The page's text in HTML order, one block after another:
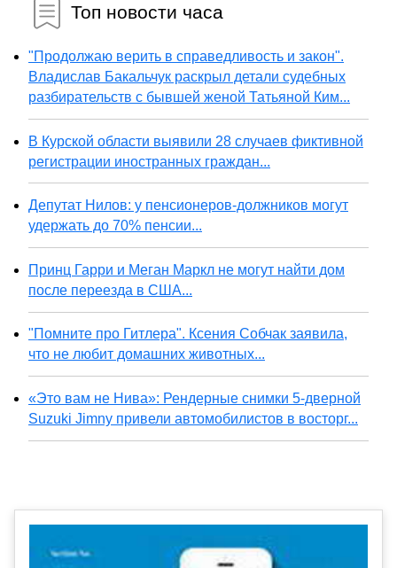
Топ новости часа
"Продолжаю верить в справедливость и закон".
Владислав Бакальчук раскрыл детали судебных
разбирательств с бывшей женой Татьяной Ким...
В Курской области выявили 28 случаев фиктивной
регистрации иностранных граждан...
Депутат Нилов: у пенсионеров-должников могут
удержать до 70% пенсии...
Принц Гарри и Меган Маркл не могут найти дом
после переезда в США...
"Помните про Гитлера". Ксения Собчак заявила,
что не любит домашних животных...
«Это вам не Нива»: Рендерные снимки 5-дверной
Suzuki Jimny привели автомобилистов в восторг...